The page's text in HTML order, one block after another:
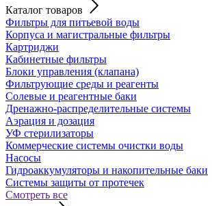
Каталог товаров
Фильтры для питьевой воды
Корпуса и магистральные фильтры
Картриджи
Кабинетные фильтры
Блоки управления (клапана)
Фильтрующие среды и реагенты
Солевые и реагентные баки
Дренажно-распределительные системы
Аэрация и дозация
УФ стерилизаторы
Коммерческие системы очистки воды
Насосы
Гидроаккумуляторы и накопительные баки
Системы защиты от протечек
Смотреть все